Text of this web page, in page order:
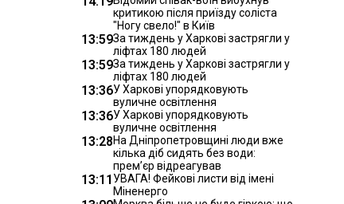
критикою після приїзду соліста
"Ногу свело!" в Київ
13:59За тиждень у Харкові застрягли у
ліфтах 180 людей
13:59За тиждень у Харкові застрягли у
ліфтах 180 людей
13:36У Харкові упорядковують
вуличне освітлення
13:36У Харкові упорядковують
вуличне освітлення
13:28На Дніпропетровщині люди вже
кілька діб сидять без води:
прем’єр відреагував
13:11 УВАГА! Фейкові листи від імені
Міненерго